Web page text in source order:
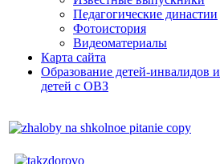
Педагогические династии
Фотоистория
Видеоматериалы
Карта сайта
Образование детей-инвалидов и
детей с ОВЗ